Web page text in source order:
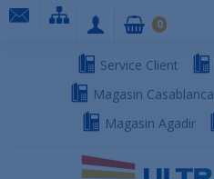
Service Client
Magasin Casablanca
Magasin Agadir
0